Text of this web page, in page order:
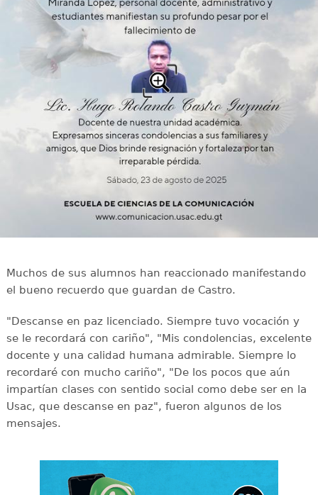
Muchos de sus alumnos han reaccionado manifestando
el bueno recuerdo que guardan de Castro.
"Descanse en paz licenciado. Siempre tuvo vocación y
se le recordará con cariño", "Mis condolencias, excelente
docente y una calidad humana admirable. Siempre lo
recordaré con mucho cariño", "De los pocos que aún
impartían clases con sentido social como debe ser en la
Usac, que descanse en paz", fueron algunos de los
mensajes.